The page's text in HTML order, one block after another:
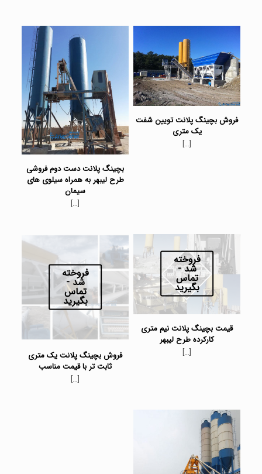
فروش بچینگ پلانت تویین شفت
یک متری
[…]
بچینگ پلانت دست دوم فروشی
طرح لیبهر به همراه سیلوی های
سیمان
[…]
فروخته
شد -
تماس
بگیرید
قیمت بچینگ پلانت نیم متری
کارکرده طرح لیبهر
[…]
فروخته
شد -
تماس
بگیرید
فروش بچینگ پلانت یک متری
ثابت تر با قیمت مناسب
[…]